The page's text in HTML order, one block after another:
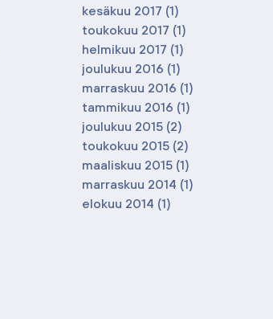
kesäkuu 2017 (1)
toukokuu 2017 (1)
helmikuu 2017 (1)
joulukuu 2016 (1)
marraskuu 2016 (1)
tammikuu 2016 (1)
joulukuu 2015 (2)
toukokuu 2015 (2)
maaliskuu 2015 (1)
marraskuu 2014 (1)
elokuu 2014 (1)